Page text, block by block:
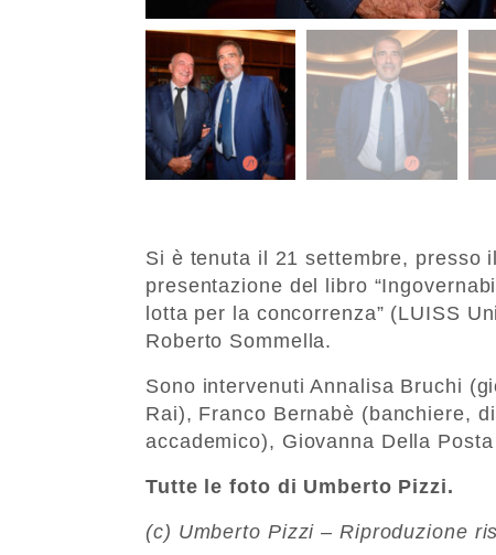
Si è tenuta il 21 settembre, presso
presentazione del libro
lotta per la concorrenza” (LUISS
Roberto Sommella.
Sono intervenuti Annalisa Bruchi
Rai), Franco Bernabè (banchiere,
accademico), Giovanna Della
Tutte le foto di Umberto Pizzi.
(c) Umberto Pizzi – Riproduzione